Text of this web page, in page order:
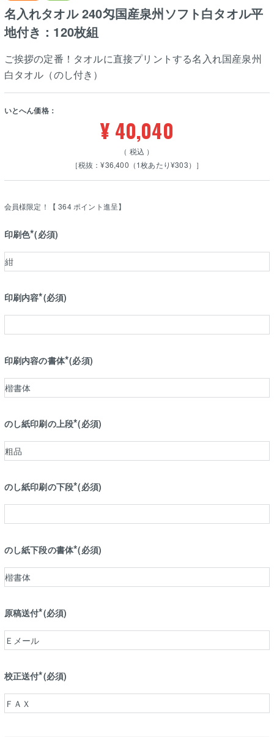
名入れタオル 240匁国産泉州ソフト白タオル平
地付き：120枚組
ご挨拶の定番！タオルに直接プリントする名入れ国産泉州
白タオル（のし付き）
いとへん価格：
¥ 40,040
税込
［税抜：¥36,400（1枚あたり¥303）］
会員様限定！【 364 ポイント進呈】
印刷色 (必須)
印刷内容 (必須)
印刷内容の書体 (必須)
のし紙印刷の上段 (必須)
のし紙印刷の下段 (必須)
のし紙下段の書体 (必須)
原稿送付 (必須)
校正送付 (必須)